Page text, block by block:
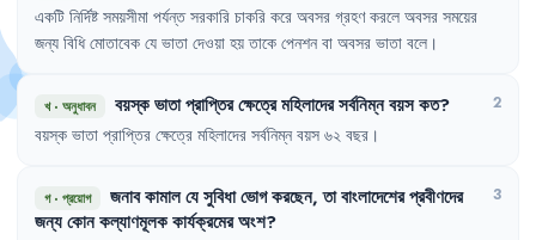
একটি নির্দিষ্ট সময়সীমা পর্যন্ত সরকারি চাকরি করে অবসর গ্রহণ করলে অবসর সময়ের
জন্য বিধি মোতাবেক যে ভাতা দেওয়া হয় তাকে পেনশন বা অবসর ভাতা বলে ।
খ· অনুধাবন বয়স্কভাতাপ্রাপ্তিরক্ষেত্রেমহিলাদেরসর্বনিম্নবয়সকত? 2
বয়স্ক ভাতা প্রাপ্তির ক্ষেত্রে মহিলাদের সর্বনিম্ন বয়স ৬২ বছর ।
গ· প্রয়োগ জনাবকামালযেসুবিধাভোগকরছেন, তাবাংলাদেশেরপ্রবীণদের
জন্যকোনকল্যাণমূলককার্যক্রমেরঅংশ?
3